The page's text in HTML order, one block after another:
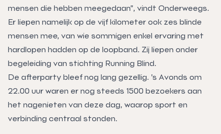
mensen die hebben meegedaan”, vindt Onderweegs.
Er liepen namelijk op de vijf kilometer ook zes blinde
mensen mee, van wie sommigen enkel ervaring met
hardlopen hadden op de loopband. Zij liepen onder
begeleiding van stichting Running Blind.
De afterparty bleef nog lang gezellig. ’s Avonds om
22.00 uur waren er nog steeds 1500 bezoekers aan
het nagenieten van deze dag, waarop sport en
verbinding centraal stonden.